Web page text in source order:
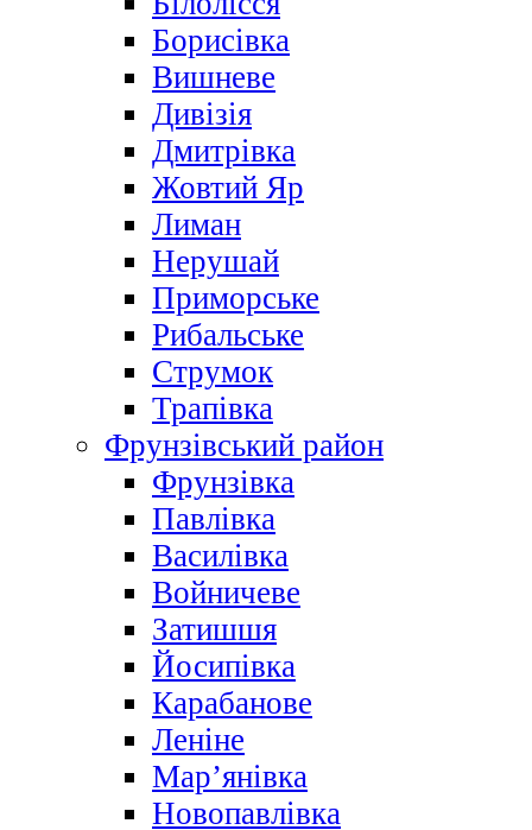
Борисівка
Вишневе
Дивізія
Дмитрівка
Жовтий Яр
Лиман
Нерушай
Приморське
Рибальське
Струмок
Трапівка
Фрунзівський район
Фрунзівка
Павлівка
Василівка
Войничеве
Затишшя
Йосипівка
Карабанове
Леніне
Мар’янівка
Новопавлівка